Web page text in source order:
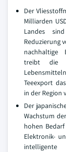
Der
Milliarden
Landes
Reduzierung
nachhaltige
treibt die
Teeexport
in der Region
Der
Wachstum
hohen
Elektronik-
intelligente